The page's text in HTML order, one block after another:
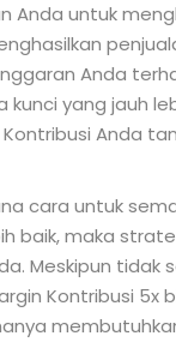
Anda untuk
Anda
yang jauh
Anda
cara untuk
baik, maka
Meskipun tidak
Kontribusi 5x